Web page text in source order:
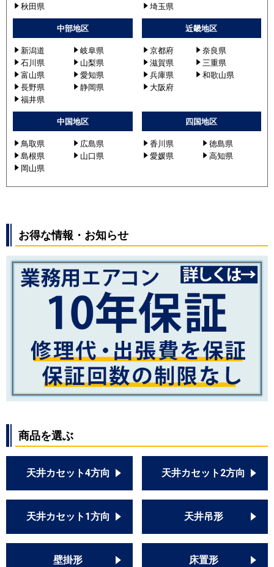
秋田県
埼玉県
中部地区
新潟道
岐阜県
石川県
山梨県
富山県
愛知県
長野県
静岡県
福井県
近畿地区
京都府
奈良県
滋賀県
三重県
兵庫県
和歌山県
大阪府
中国地区
鳥取県
広島県
島根県
山口県
岡山県
四国地区
香川県
徳島県
愛媛県
高知県
お得な情報・お知らせ
商品を選ぶ
天井カセット4方向 天井カセット2方向
天井カセット1方向 天井吊形
壁掛形 床置形